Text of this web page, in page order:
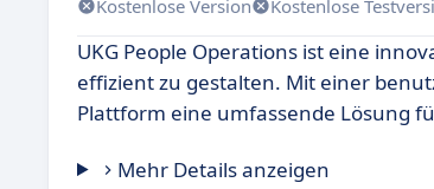
Kostenlose Version Kostenlose
UKG People Operations ist eine
effizient zu gestalten. Mit einer
Plattform eine umfassende Lösung
Mehr Details anzeigen